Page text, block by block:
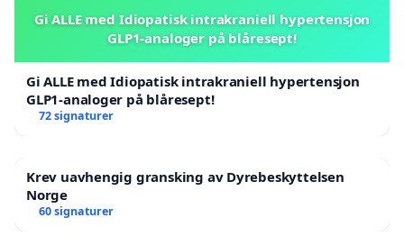
Gi ALLE med Idiopatisk intrakraniell hypertensjon
GLP1-analoger på blåresept!
Gi ALLE med Idiopatisk intrakraniell hypertensjon
GLP1-analoger på blåresept!
72 signaturer
Krev uavhengig gransking av Dyrebeskyttelsen
Norge
60 signaturer